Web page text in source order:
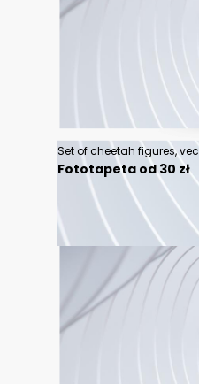
Set of cheetah figures,
Fototapeta od 30 zł